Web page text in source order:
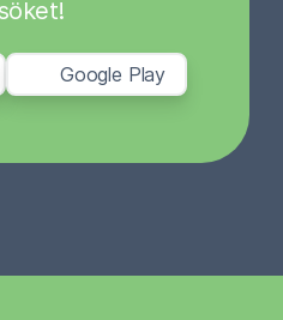
Google Play